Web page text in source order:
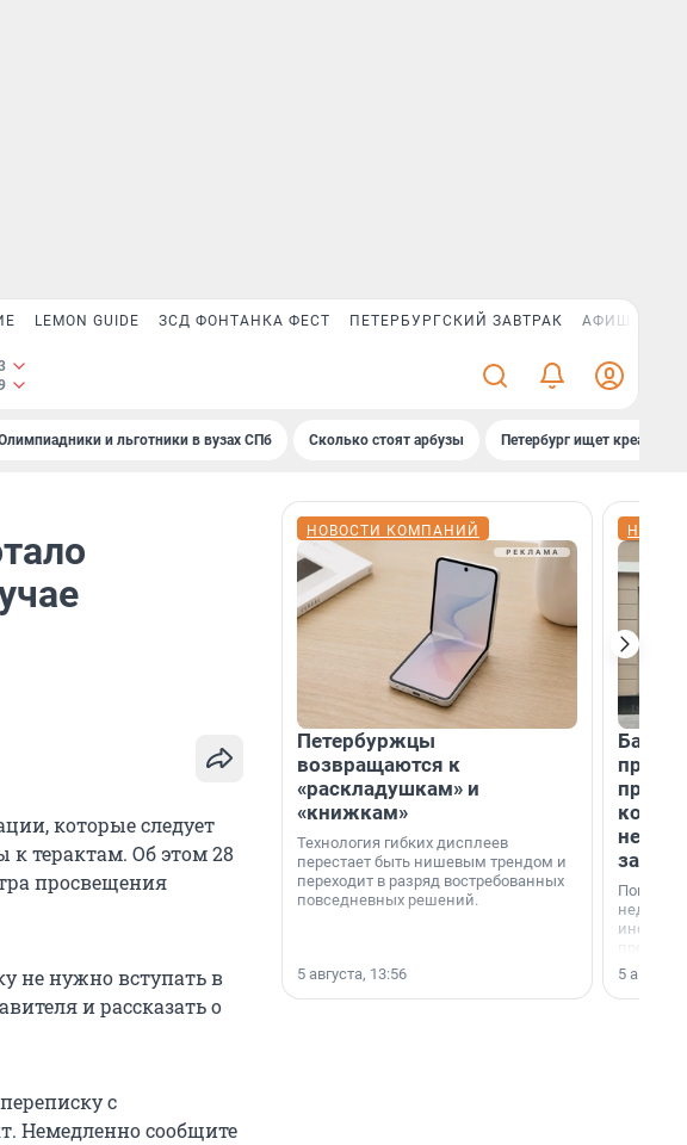
LEMON GUIDE ЗСД ФОНТАНКА ФЕСТ ПЕТЕРБУРГСКИЙ ЗАВТРАК АФИША PLUS
и льготники в вузах СПб Сколько стоят арбузы Петербург ищет креатив
которые следует
терактам. Об этом 28
просвещения
не нужно вступать в
и рассказать о
с
Немедленно сообщите
НОВОСТИ КОМПАНИЙ
Петербуржцы
возвращаются к
«раскладушкам» и
«книжкам»
Технология гибких дисплеев
перестает быть нишевым трендом и
переходит в разряд востребованных
повседневных решений.
5 августа, 13:56
Банк
Покупка
офис,
успех
5